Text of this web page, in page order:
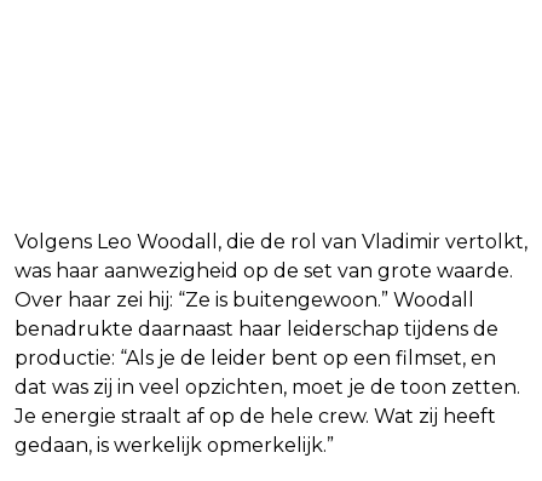
Volgens Leo Woodall, die de rol van Vladimir vertolkt,
was haar aanwezigheid op de set van grote waarde.
Over haar zei hij: “Ze is buitengewoon.” Woodall
benadrukte daarnaast haar leiderschap tijdens de
productie: “Als je de leider bent op een filmset, en
dat was zij in veel opzichten, moet je de toon zetten.
Je energie straalt af op de hele crew. Wat zij heeft
gedaan, is werkelijk opmerkelijk.”